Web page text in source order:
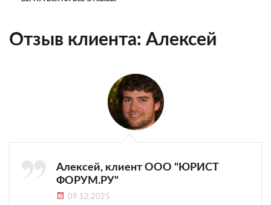
Отзыв клиента: Алексей
Алексей, клиент ООО "ЮРИСТ
ФОРУМ.РУ"
09.12.2025